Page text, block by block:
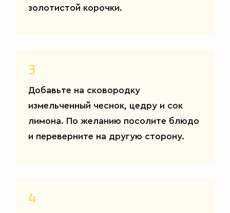
САЛАТЫ
золотистой корочки.
3
Добавьте на сковородку
измельченный чеснок, цедру и сок
лимона. По желанию посолите блюдо
и переверните на другую сторону.
4